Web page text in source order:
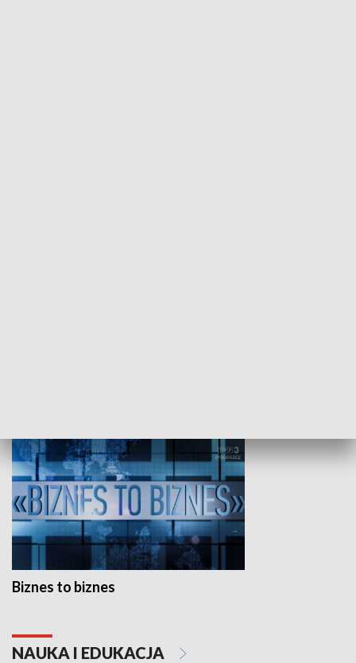
Biznes to biznes
NAUKA I EDUKACJA